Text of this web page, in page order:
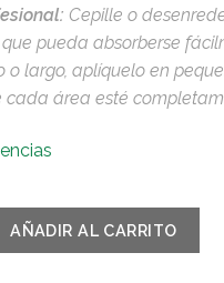
Cepille o
pueda absorberse
o largo, aplíquelo en
cada área esté
AÑADIR AL CARRITO